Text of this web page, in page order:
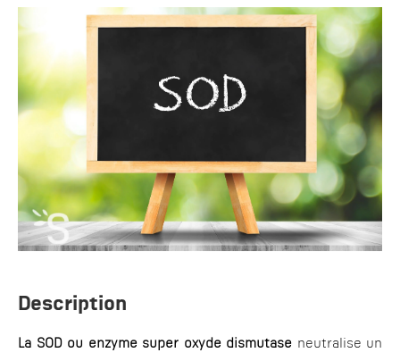
Description
La SOD ou enzyme super oxyde dismutase neutralise un